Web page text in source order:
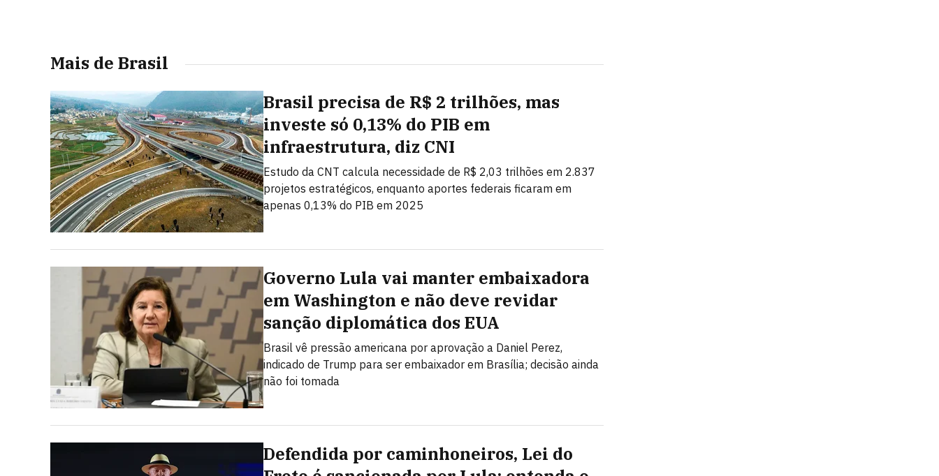
Mais de Brasil
Brasil precisa de R$ 2 trilhões, mas
investe só 0,13% do PIB em
infraestrutura, diz CNI
Estudo da CNT calcula necessidade de R$ 2,03 trilhões em 2.837
projetos estratégicos, enquanto aportes federais ficaram em
apenas 0,13% do PIB em 2025
Governo Lula vai manter embaixadora
em Washington e não deve revidar
sanção diplomática dos EUA
Brasil vê pressão americana por aprovação a Daniel Perez,
indicado de Trump para ser embaixador em Brasília; decisão ainda
não foi tomada
Defendida por caminhoneiros, Lei do